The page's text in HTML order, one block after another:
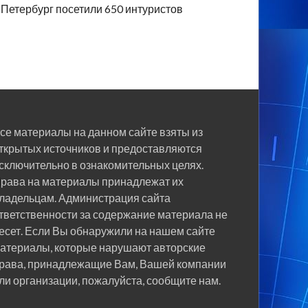
Петербург посетили 650 интуристов
материалы на данном сайте взяты из
источников и предоставляются
в ознакомительных целях.
на материалы принадлежат их
Администрация сайта
за содержание материала не
Если Вы обнаружили на нашем сайте
которые нарушают авторские
принадлежащие Вам, Вашей компании
организации, пожалуйста, сообщите нам.